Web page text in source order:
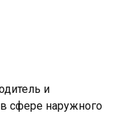
и
сфере наружного